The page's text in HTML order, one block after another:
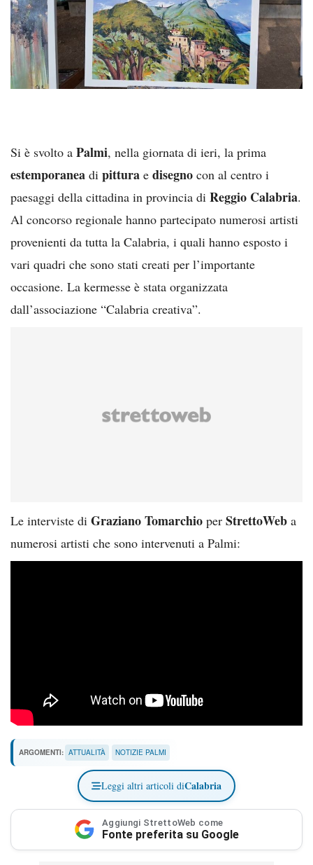
Si è svolto a Palmi, nella giornata di ieri, la prima
estemporanea di pittura e disegno con al centro i
paesaggi della cittadina in provincia di Reggio Calabria.
Al concorso regionale hanno partecipato numerosi artisti
provenienti da tutta la Calabria, i quali hanno esposto i
vari quadri che sono stati creati per l’importante
occasione. La kermesse è stata organizzata
dall’associazione “Calabria creativa”.
Le interviste di Graziano Tomarchio per StrettoWeb a
numerosi artisti che sono intervenuti a Palmi:
ARGOMENTI: ATTUALITÀ NOTIZIE PALMI
Leggi altri articoli diCalabria
Aggiungi StrettoWeb come
Fonte preferita su Google